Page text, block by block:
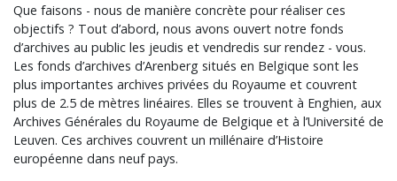
Que faisons - nous de manière concrète pour réaliser ces
objectifs ? Tout d’abord, nous avons ouvert notre fonds
d’archives au public les jeudis et vendredis sur rendez - vous.
Les fonds d’archives d’Arenberg situés en Belgique sont les
plus importantes archives privées du Royaume et couvrent
plus de 2.5 de mètres linéaires. Elles se trouvent à Enghien, aux
Archives Générales du Royaume de Belgique et à l’Université de
Leuven. Ces archives couvrent un millénaire d’Histoire
européenne dans neuf pays.